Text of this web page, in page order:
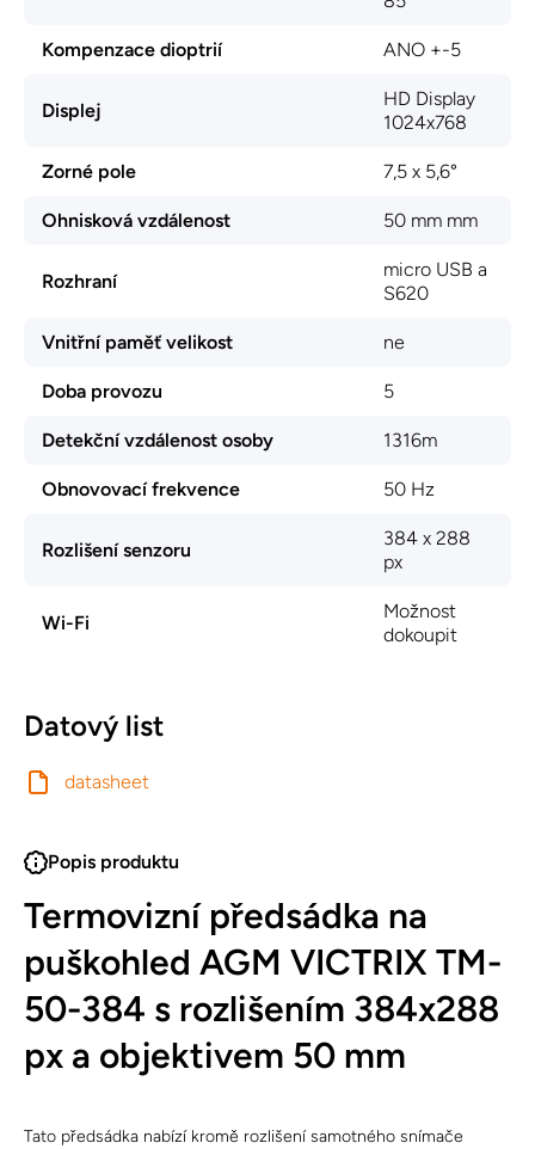
Kompenzace dioptrií ANO +-5
Displej
HD Display
1024x768
Zorné pole 7,5 x 5,6°
Ohnisková vzdálenost 50 mm mm
Rozhraní
micro USB a
S620
Vnitřní paměť velikost ne
Doba provozu 5
Detekční vzdálenost osoby 1316m
Obnovovací frekvence 50 Hz
Rozlišení senzoru
384 x 288
px
Wi-Fi
Možnost
dokoupit
Datový list
datasheet
Popis produktu
Termovizní předsádka na
puškohled AGM VICTRIX TM-
50-384 s rozlišením 384x288
px a objektivem 50 mm
Tato předsádka nabízí kromě rozlišení samotného snímače